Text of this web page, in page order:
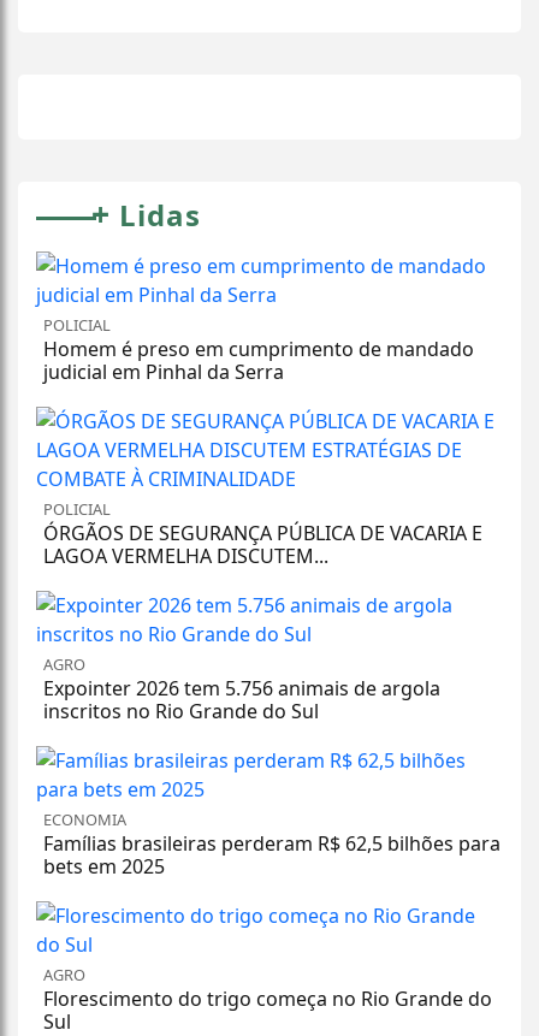
+ Lidas
POLICIAL
Homem é preso em cumprimento de mandado
judicial em Pinhal da Serra
POLICIAL
ÓRGÃOS DE SEGURANÇA PÚBLICA DE VACARIA E
LAGOA VERMELHA DISCUTEM...
AGRO
Expointer 2026 tem 5.756 animais de argola
inscritos no Rio Grande do Sul
ECONOMIA
Famílias brasileiras perderam R$ 62,5 bilhões para
bets em 2025
AGRO
Florescimento do trigo começa no Rio Grande do
Sul